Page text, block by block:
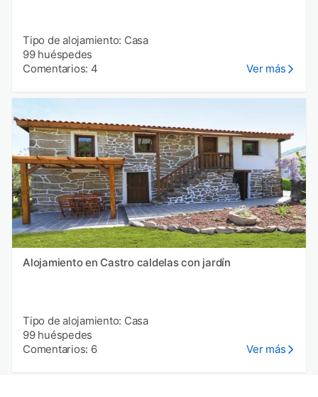
Tipo de alojamiento: Casa
99 huéspedes
Comentarios: 4
Ver más
Alojamiento en Castro caldelas con jardín
Tipo de alojamiento: Casa
99 huéspedes
Comentarios: 6
Ver más